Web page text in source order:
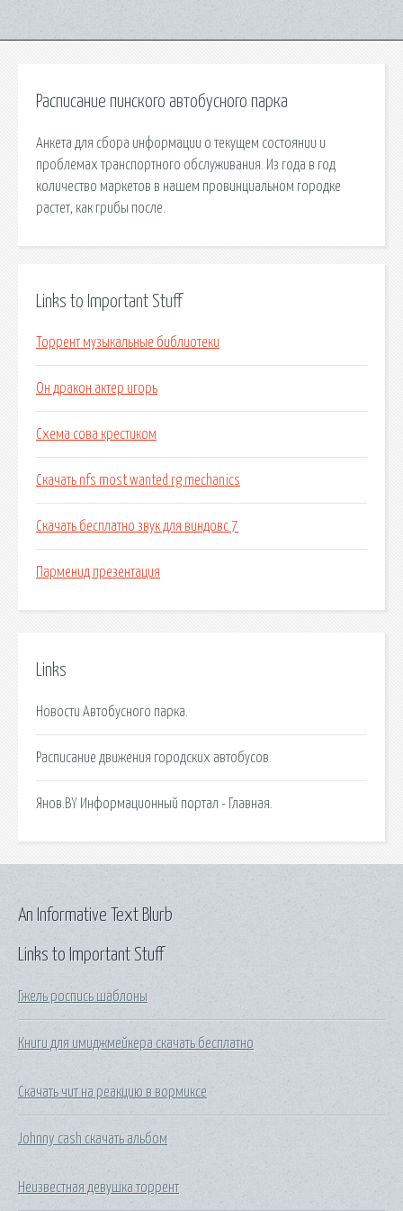
Расписание пинского автобусного парка
Анкета для сбора информации о текущем состоянии и
проблемах транспортного обслуживания. Из года в год
количество маркетов в нашем провинциальном городке
растет, как грибы после.
Links to Important Stuff
Торрент музыкальные библиотеки
Он дракон актер игорь
Схема сова крестиком
Скачать nfs most wanted rg mechanics
Скачать бесплатно звук для виндовс 7
Парменид презентация
Links
Новости Автобусного парка.
Расписание движения городских автобусов.
Янов.BY Информационный портал - Главная.
Links to Important Stuff
Гжель роспись шаблоны
Книги для имиджмейкера скачать бесплатно
Скачать чит на реакцию в вормиксе
Johnny cash скачать альбом
Неизвестная девушка торрент
An Informative Text Blurb